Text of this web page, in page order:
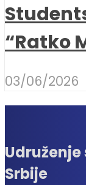
“Ratko
03/06/2026
Srbije